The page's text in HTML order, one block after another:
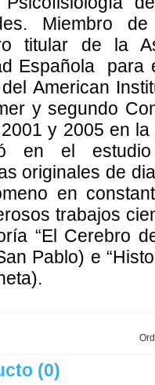
Miembro
titular de la
Española para
American
y segundo
y 2005 en
en el
originales de
en
trabajos
“El Cerebro
Pablo) e
(0)